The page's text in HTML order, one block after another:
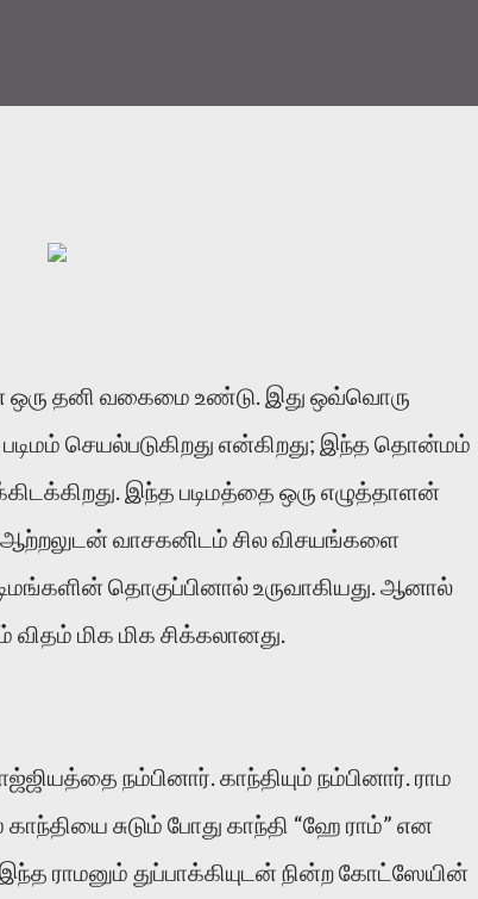
ஒரு தனி வகைமை உண்டு. இது ஒவ்வொரு
படிமம் செயல்படுகிறது என்கிறது; இந்த தொன்மம்
இந்த படிமத்தை ஒரு எழுத்தாளன்
ஆற்றலுடன் வாசகனிடம் சில விசயங்களை
தொகுப்பினால் உருவாகியது. ஆனால்
மிக மிக சிக்கலானது.
நம்பினார். காந்தியும் நம்பினார். ராம
சுடும் போது காந்தி “ஹே ராம்” என
ராமனும் துப்பாக்கியுடன் நின்ற கோட்ஸேயின்